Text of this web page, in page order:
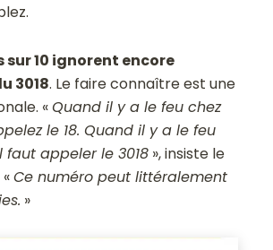
sur 10 ignorent encore
3018. Le faire connaître est une
«Quand il y a le feu chez
le 18. Quand il y a le feu
faut appeler le 3018 », insiste le
«Ce numéro peut littéralement
»